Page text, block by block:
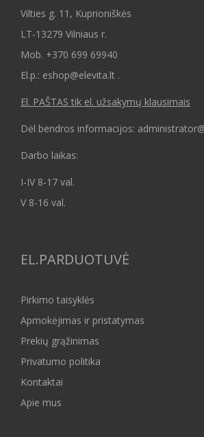
Vilties g. 11, Kuprioniškės
LT-13279 Vilniaus r.
Mob. +370 699 69940
El.p.: eshop@elevita.lt .
El. PAŠTAS tik el. užsakymų klausimais
Dėl bendros informacijos:
Darbo laikas:
I-IV 8-17 val.
V 8-16 val.
EL.PARDUOTUVĖ
Pirkimo taisyklės
Apmokėjimas ir pristatymas
Prekių grąžinimas
Privatumo politika
Kontaktai
Apie mus